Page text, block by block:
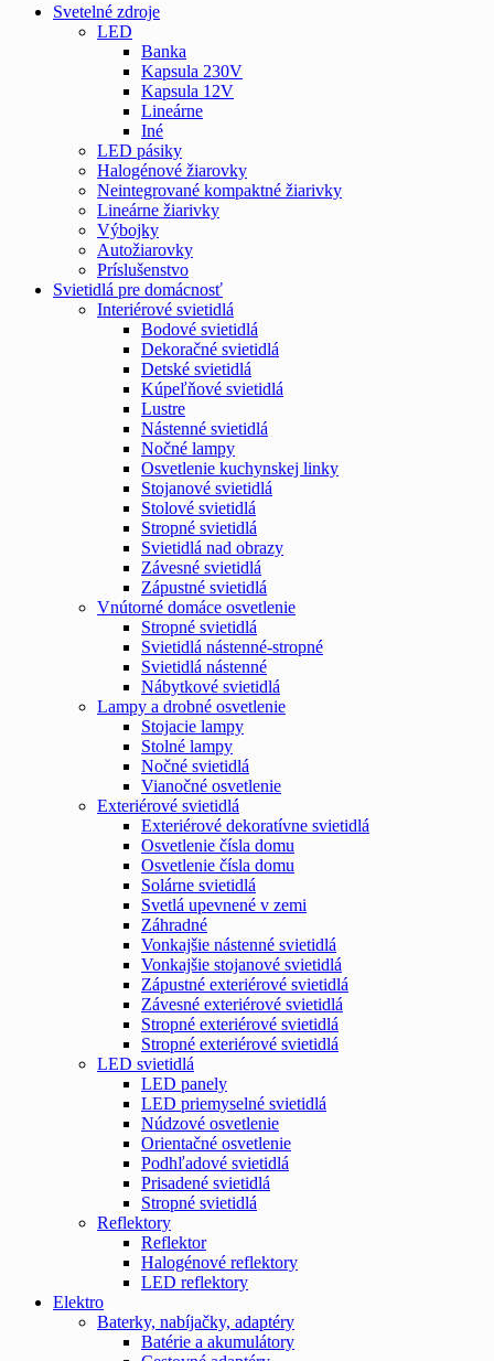
Svetelné zdroje
LED
Banka
Kapsula 230V
Kapsula 12V
Lineárne
Iné
LED pásiky
Halogénové žiarovky
Neintegrované kompaktné žiarivky
Lineárne žiarivky
Výbojky
Autožiarovky
Príslušenstvo
Svietidlá pre domácnosť
Interiérové svietidlá
Bodové svietidlá
Dekoračné svietidlá
Detské svietidlá
Kúpeľňové svietidlá
Lustre
Nástenné svietidlá
Nočné lampy
Osvetlenie kuchynskej linky
Stojanové svietidlá
Stolové svietidlá
Stropné svietidlá
Svietidlá nad obrazy
Závesné svietidlá
Zápustné svietidlá
Vnútorné domáce osvetlenie
Stropné svietidlá
Svietidlá nástenné-stropné
Svietidlá nástenné
Nábytkové svietidlá
Lampy a drobné osvetlenie
Stojacie lampy
Stolné lampy
Nočné svietidlá
Vianočné osvetlenie
Exteriérové svietidlá
Exteriérové dekoratívne svietidlá
Osvetlenie čísla domu
Osvetlenie čísla domu
Solárne svietidlá
Svetlá upevnené v zemi
Záhradné
Vonkajšie nástenné svietidlá
Vonkajšie stojanové svietidlá
Zápustné exteriérové svietidlá
Závesné exteriérové svietidlá
Stropné exteriérové svietidlá
Stropné exteriérové svietidlá
LED svietidlá
LED panely
LED priemyselné svietidlá
Núdzové osvetlenie
Orientačné osvetlenie
Podhľadové svietidlá
Prisadené svietidlá
Stropné svietidlá
Reflektory
Reflektor
Halogénové reflektory
LED reflektory
Elektro
Baterky, nabíjačky, adaptéry
Batérie a akumulátory